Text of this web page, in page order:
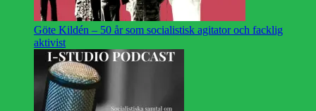
Göte Kildén – 50 år som socialistisk agitator och facklig
aktivist